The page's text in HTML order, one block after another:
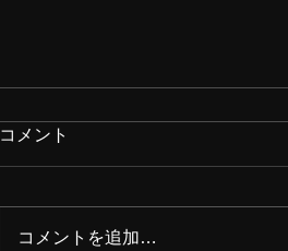
コメント
コメントを追加…